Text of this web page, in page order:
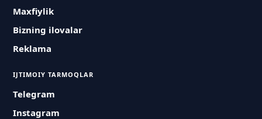
Maxfiylik
Bizning ilovalar
Reklama
IJTIMOIY TARMOQLAR
Telegram
Instagram